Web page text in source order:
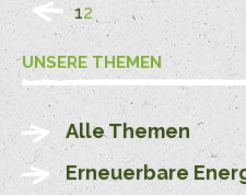
12
UNSERE THEMEN
Alle Themen
Erneuerbare